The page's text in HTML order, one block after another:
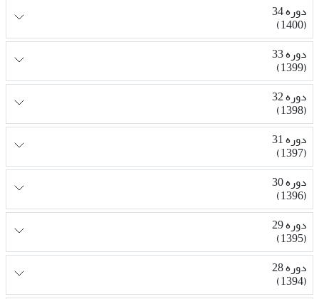
دوره 34
(1400)
دوره 33
(1399)
دوره 32
(1398)
دوره 31
(1397)
دوره 30
(1396)
دوره 29
(1395)
دوره 28
(1394)